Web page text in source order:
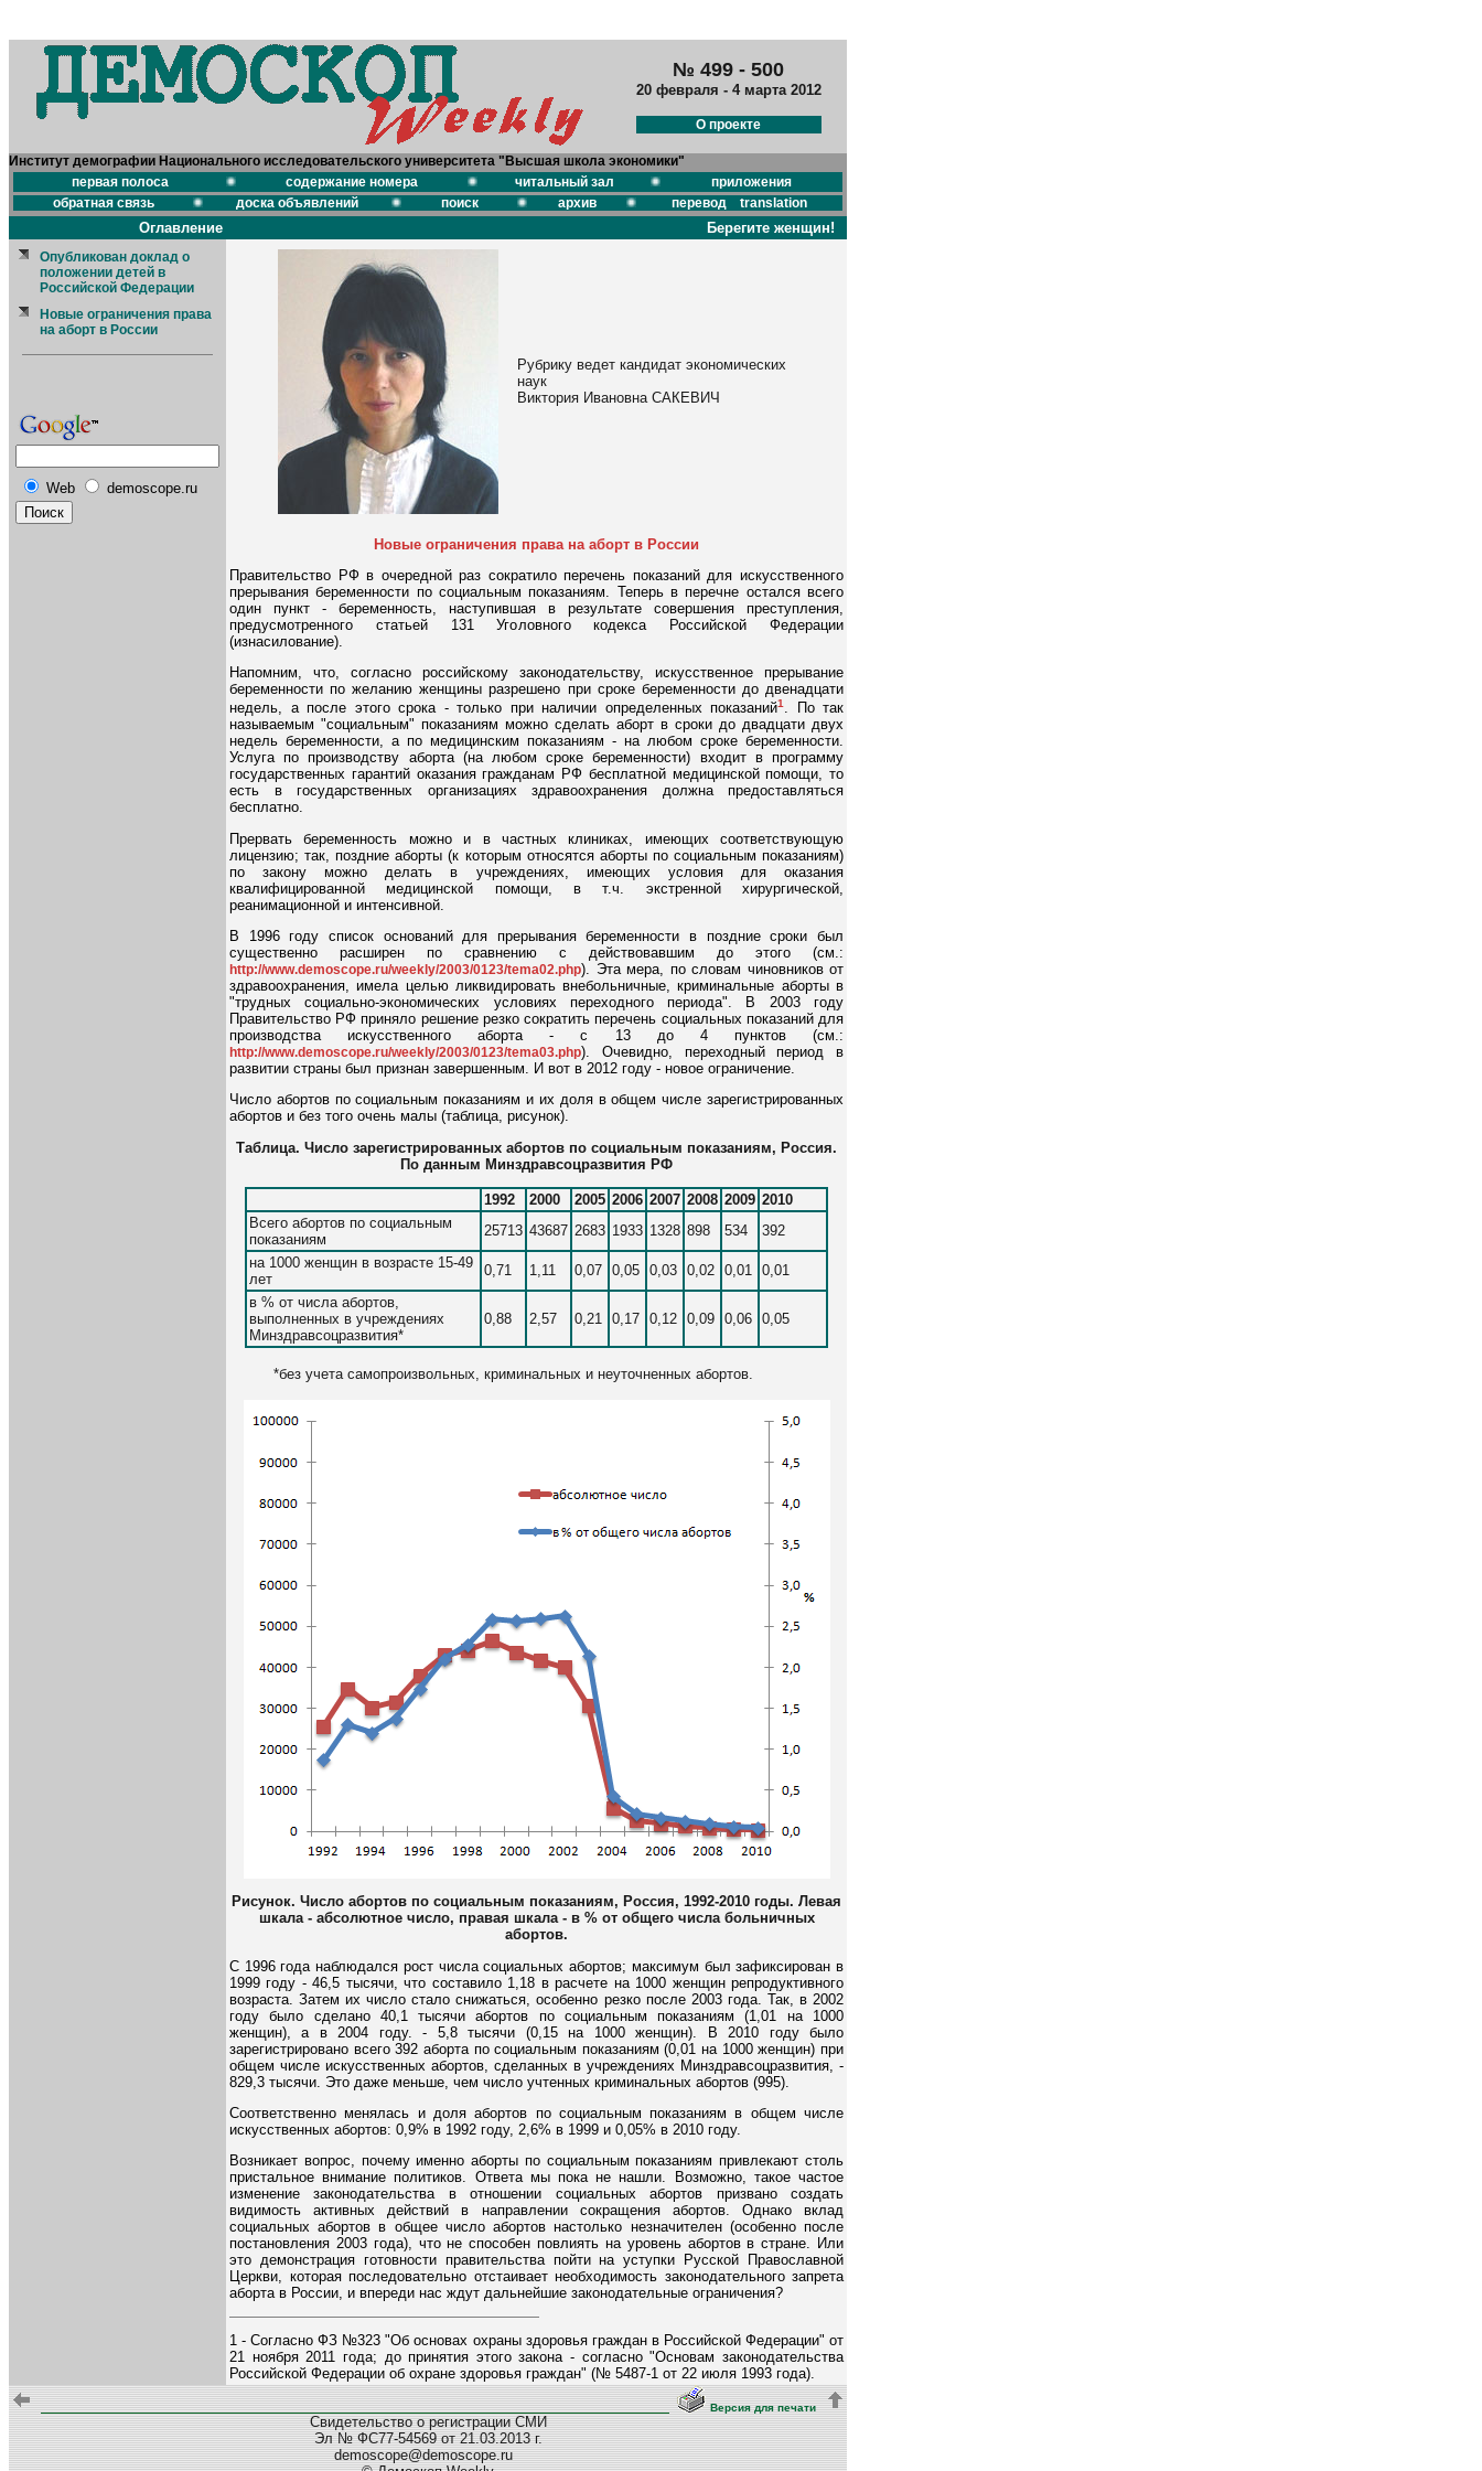
№ 499 - 500
20 февраля - 4 марта 2012
О проекте
Институт демографии Национального исследовательского университета "Высшая школа экономики"
первая полоса
содержание номера читальный зал
приложения
обратная связь
доска объявлений поиск архив перевод translation
Оглавление Берегите женщин!
Опубликован доклад о
положении детей в
Российской Федерации
Новые ограничения права
на аборт в России
Web demoscope.ru
Рубрику ведет кандидат экономических
наук
Виктория Ивановна САКЕВИЧ
Новые ограничения права на аборт в России
Правительство РФ в очередной раз сократило перечень показаний для искусственного
прерывания беременности по социальным показаниям. Теперь в перечне остался всего
один пункт - беременность, наступившая в результате совершения преступления,
предусмотренного статьей 131 Уголовного кодекса Российской Федерации
(изнасилование).
Напомним, что, согласно российскому законодательству, искусственное прерывание
беременности по желанию женщины разрешено при сроке беременности до двенадцати
недель, а после этого срока - только при наличии определенных показаний1. По так
называемым "социальным" показаниям можно сделать аборт в сроки до двадцати двух
недель беременности, а по медицинским показаниям - на любом сроке беременности.
Услуга по производству аборта (на любом сроке беременности) входит в программу
государственных гарантий оказания гражданам РФ бесплатной медицинской помощи, то
есть в государственных организациях здравоохранения должна предоставляться
бесплатно.
Прервать беременность можно и в частных клиниках, имеющих соответствующую
лицензию; так, поздние аборты (к которым относятся аборты по социальным показаниям)
по закону можно делать в учреждениях, имеющих условия для оказания
квалифицированной медицинской помощи, в т.ч. экстренной хирургической,
реанимационной и интенсивной.
В 1996 году список оснований для прерывания беременности в поздние сроки был
существенно расширен по сравнению с действовавшим до этого (см.:
http://www.demoscope.ru/weekly/2003/0123/tema02.php). Эта мера, по словам чиновников от
здравоохранения, имела целью ликвидировать внебольничные, криминальные аборты в
"трудных социально-экономических условиях переходного периода". В 2003 году
Правительство РФ приняло решение резко сократить перечень социальных показаний для
производства искусственного аборта - c 13 до 4 пунктов (см.:
http://www.demoscope.ru/weekly/2003/0123/tema03.php). Очевидно, переходный период в
развитии страны был признан завершенным. И вот в 2012 году - новое ограничение.
Число абортов по социальным показаниям и их доля в общем числе зарегистрированных
абортов и без того очень малы (таблица, рисунок).
Таблица. Число зарегистрированных абортов по социальным показаниям, Россия.
По данным Минздравсоцразвития РФ
1992 2000 2005 2006 2007 2008 2009 2010
Всего абортов по социальным
показаниям
25713 43687 2683 1933 1328 898 534
392
на 1000 женщин в возрасте 15-49
лет
0,71 1,11 0,07 0,05 0,03 0,02 0,01
0,01
в % от числа абортов,
выполненных в учреждениях
Минздравсоцразвития*
0,88 2,57 0,21 0,17 0,12 0,09 0,06 0,05
*без учета самопроизвольных, криминальных и неуточненных абортов.
Рисунок. Число абортов по социальным показаниям, Россия, 1992-2010 годы. Левая
шкала - абсолютное число, правая шкала - в % от общего числа больничных
абортов.
С 1996 года наблюдался рост числа социальных абортов; максимум был зафиксирован в
1999 году - 46,5 тысячи, что составило 1,18 в расчете на 1000 женщин репродуктивного
возраста. Затем их число стало снижаться, особенно резко после 2003 года. Так, в 2002
году было сделано 40,1 тысячи абортов по социальным показаниям (1,01 на 1000
женщин), а в 2004 году. - 5,8 тысячи (0,15 на 1000 женщин). В 2010 году было
зарегистрировано всего 392 аборта по социальным показаниям (0,01 на 1000 женщин) при
общем числе искусственных абортов, сделанных в учреждениях Минздравсоцразвития, -
829,3 тысячи. Это даже меньше, чем число учтенных криминальных абортов (995).
Соответственно менялась и доля абортов по социальным показаниям в общем числе
искусственных абортов: 0,9% в 1992 году, 2,6% в 1999 и 0,05% в 2010 году.
Возникает вопрос, почему именно аборты по социальным показаниям привлекают столь
пристальное внимание политиков. Ответа мы пока не нашли. Возможно, такое частое
изменение законодательства в отношении социальных абортов призвано создать
видимость активных действий в направлении сокращения абортов. Однако вклад
социальных абортов в общее число абортов настолько незначителен (особенно после
постановления 2003 года), что не способен повлиять на уровень абортов в стране. Или
это демонстрация готовности правительства пойти на уступки Русской Православной
Церкви, которая последовательно отстаивает необходимость законодательного запрета
аборта в России, и впереди нас ждут дальнейшие законодательные ограничения?
1 - Согласно ФЗ №323 "Об основах охраны здоровья граждан в Российской Федерации" от
21 ноября 2011 года; до принятия этого закона - согласно "Основам законодательства
Российской Федерации об охране здоровья граждан" (№ 5487-1 от 22 июля 1993 года).
Версия для печати
Свидетельство о регистрации СМИ
Эл № ФС77-54569 от 21.03.2013 г.
demoscope@demoscope.ru